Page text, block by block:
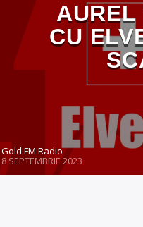
CU
Gold FM Radio
8 SEPTEMBRIE 2023